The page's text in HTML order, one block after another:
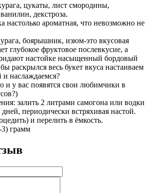
цукаты, лист смородины,
декстроза.
настолько ароматная, что невозможно не
боярышник, изюм-это вкусовая
глубокое фруктовое послевкусие, а
настойке насыщенный бордовый
раскрылся весь букет вкуса настаиваем
и наслаждаемся?
и у вас появятся свои любимчики в
залить 2 литрами самогона или водки
периодически встряхивая настой.
и перелить в ёмкость.
3) грамм